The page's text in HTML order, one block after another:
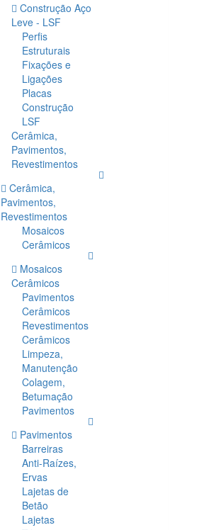
Construção Aço
Leve - LSF
Perfis
Estruturais
Fixações e
Ligações
Placas
Construção
LSF
Cerâmica,
Pavimentos,
Revestimentos
Cerâmica,
Pavimentos,
Revestimentos
Mosaicos
Cerâmicos
Mosaicos
Cerâmicos
Pavimentos
Cerâmicos
Revestimentos
Cerâmicos
Limpeza,
Manutenção
Colagem,
Betumação
Pavimentos
Pavimentos
Barreiras
Anti-Raízes,
Ervas
Lajetas de
Betão
Lajetas